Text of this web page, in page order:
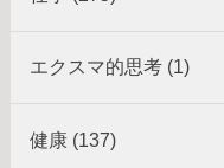
エクスマ的思考 (1)
健康 (137)